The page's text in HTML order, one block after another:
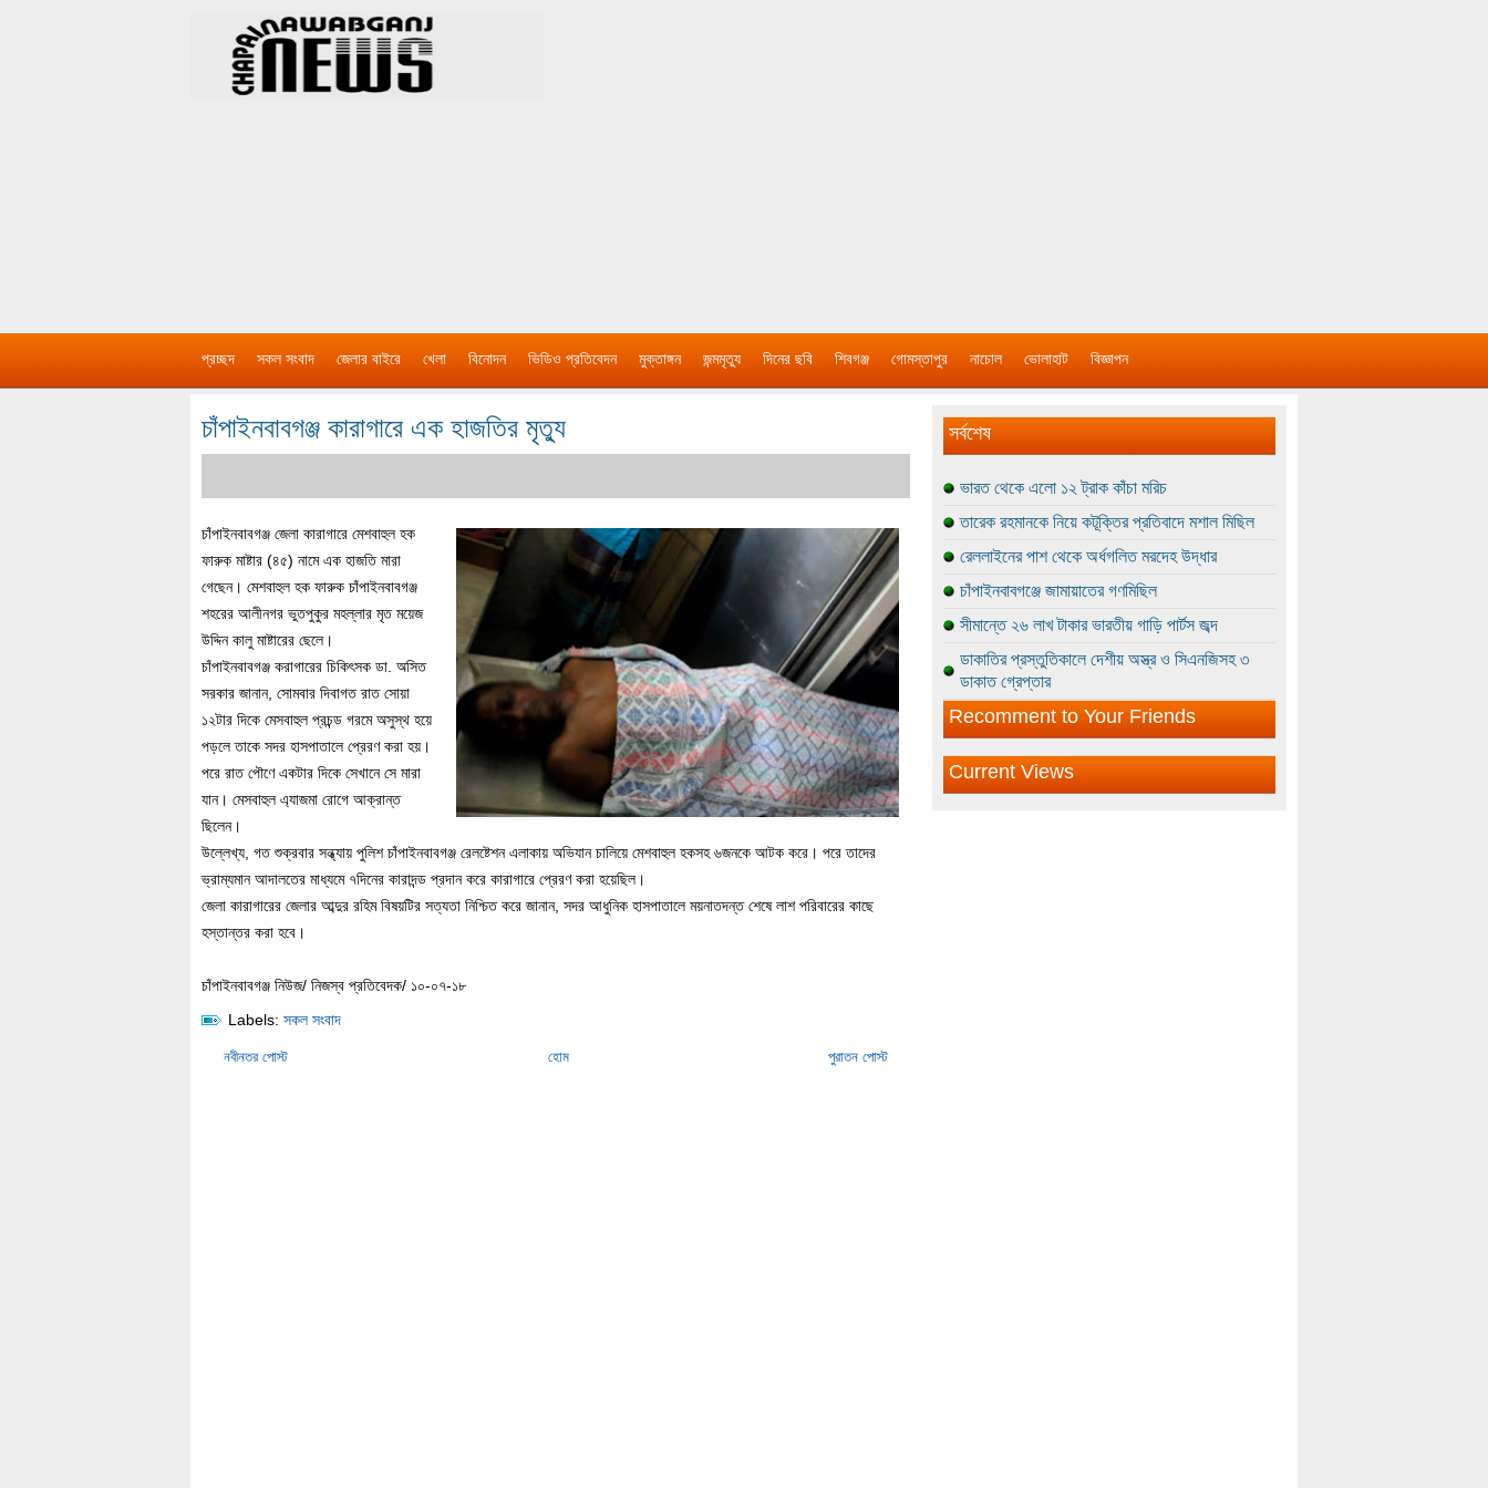
প্রচ্ছদ সকল সংবাদ জেলার বাইরে খেলা বিনোদন ভিডিও প্রতিবেদন মুক্তাঙ্গন জন্মমৃত্যু দিনের ছবি শিবগঞ্জ গোমস্তাপুর নাচোল ভোলাহাট বিজ্ঞাপন
চাঁপাইনবাবগঞ্জ কারাগারে এক হাজতির মৃত্যু
চাঁপাইনবাবগঞ্জ জেলা কারাগারে মেশবাহুল হক
ফারুক মাষ্টার (৪৫) নামে এক হাজতি মারা
গেছেন। মেশবাহুল হক ফারুক চাঁপাইনবাবগঞ্জ
শহরের আলীনগর ভুতপুকুর মহল্লার মৃত ময়েজ
উদ্দিন কালু মাষ্টারের ছেলে।
চাঁপাইনবাবগঞ্জ করাগারের চিকিৎসক ডা. অসিত
সরকার জানান, সোমবার দিবাগত রাত সোয়া
১২টার দিকে মেসবাহুল প্রচন্ড গরমে অসুস্থ হয়ে
পড়লে তাকে সদর হাসপাতালে প্রেরণ করা হয়।
পরে রাত পৌণে একটার দিকে সেখানে সে মারা
যান। মেসবাহুল এ্যাজমা রোগে আক্রান্ত
ছিলেন।
উল্লেখ্য, গত শুক্রবার সন্ধ্যায় পুলিশ চাঁপাইনবাবগঞ্জ রেলষ্টেশন এলাকায় অভিযান চালিয়ে মেশবাহুল হকসহ ৬জনকে আটক করে। পরে তাদের
ভ্রাম্যমান আদালতের মাধ্যমে ৭দিনের কারাদন্ড প্রদান করে কারাগারে প্রেরণ করা হয়েছিল।
জেলা কারাগারের জেলার আব্দুর রহিম বিষয়টির সত্যতা নিশ্চিত করে জানান, সদর আধুনিক হাসপাতালে ময়নাতদন্ত শেষে লাশ পরিবারের কাছে
হস্তান্তর করা হবে।
চাঁপাইনবাবগঞ্জ নিউজ/ নিজস্ব প্রতিবেদক/ ১০-০৭-১৮
Labels: সকল সংবাদ
নবীনতর পোস্ট পুরাতন পোস্ট
হোম
সর্বশেষ
ভারত থেকে এলো ১২ ট্রাক কাঁচা মরিচ
তারেক রহমানকে নিয়ে কটূক্তির প্রতিবাদে মশাল মিছিল
রেললাইনের পাশ থেকে অর্ধগলিত মরদেহ উদ্ধার
চাঁপাইনবাবগঞ্জে জামায়াতের গণমিছিল
সীমান্তে ২৬ লাখ টাকার ভারতীয় গাড়ি পার্টস জব্দ
ডাকাতির প্রস্তুতিকালে দেশীয় অস্ত্র ও সিএনজিসহ ৩
ডাকাত গ্রেপ্তার
Recomment to Your Friends
Current Views